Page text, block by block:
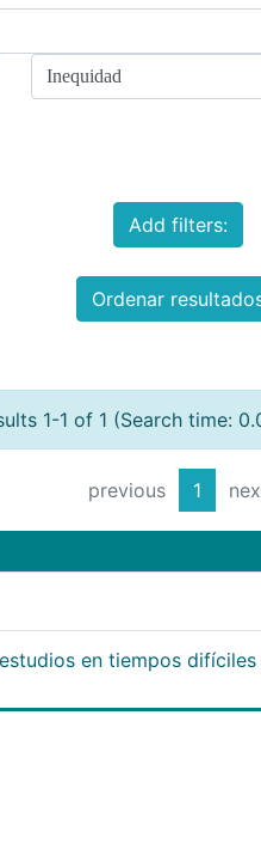
Add filters:
Ordenar
1-1 of 1 (Search time:
previous 1
en tiempos difíciles